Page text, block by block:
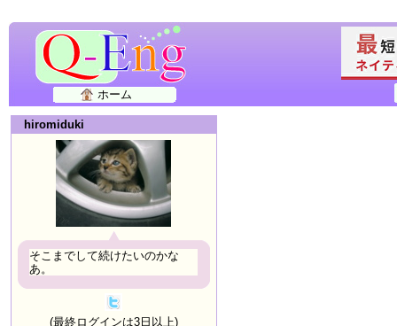
ホーム
hiromiduki
そこまでして続けたいのかな
あ。
(最終ログインは3日以上)